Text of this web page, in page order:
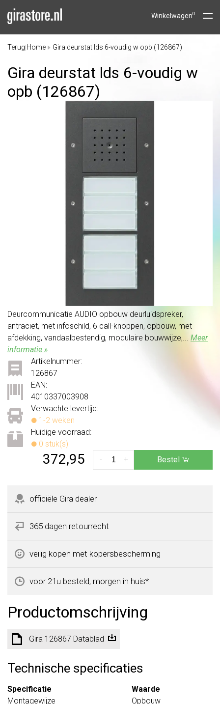
Winkelwagen0
Terug Home Gira deurstat lds 6-voudig w opb (126867)
Gira deurstat lds 6-voudig w
opb (126867)
Deurcommunicatie AUDIO opbouw deurluidspreker,
antraciet, met infoschild, 6 call-knoppen, opbouw, met
afdekking, vandaalbestendig, modulaire bouwwijze,... Meer
informatie »
Verwachte levertijd:
1-2 weken
Huidige voorraad:
0 stuk(s)
Artikelnummer:
126867
EAN:
4010337003908
372,95 +
- Bestel
officiële Gira dealer
365 dagen retourrecht
veilig kopen met kopersbescherming
voor 21u besteld, morgen in huis*
Productomschrijving
Gira 126867 Datablad
Technische specificaties
Specificatie
Waarde
Montagewijze
Opbouw